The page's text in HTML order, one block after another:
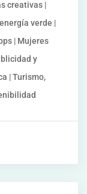
creativas |
verde |
| Mujeres
y
| Turismo,